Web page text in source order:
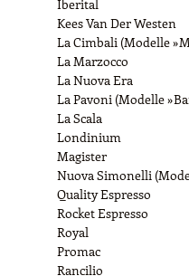
Iberital
Kees Van Der Westen
La Cimbali (Modelle
La Marzocco
La Nuova Era
La Pavoni (Modelle
La Scala
Londinium
Magister
Nuova Simonelli
Quality Espresso
Rocket Espresso
Royal
Promac
Rancilio